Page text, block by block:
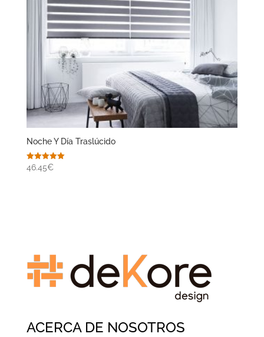
Noche Y Día Traslúcido
Valorado
con
46.45€
ACERCA DE NOSOTROS